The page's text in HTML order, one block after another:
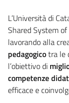
L’Università di
Shared System
lavorando alla
pedagogicotra le
l’obiettivo di
competenze
efficace e